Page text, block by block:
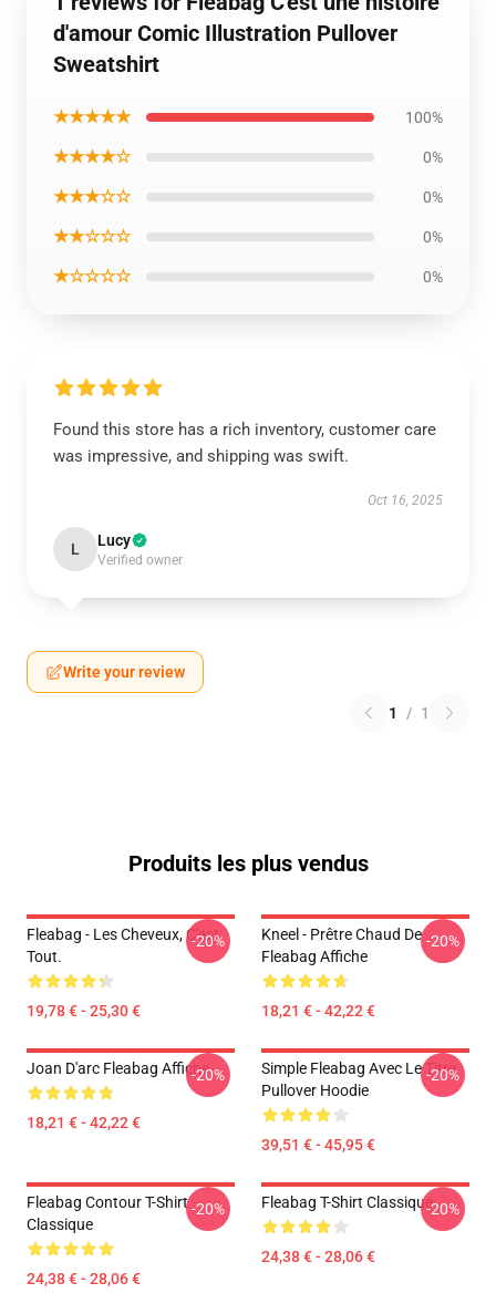
d'amour Comic Illustration Pullover
Sweatshirt
★★★★★ 100%
★★★★☆ 0%
★★★☆☆ 0%
★★☆☆☆ 0%
★☆☆☆☆ 0%
Found this store has a rich inventory, customer care
was impressive, and shipping was swift.
Oct 16, 2025
L Lucy
Verified owner
Write your review
1 / 1
Produits les plus vendus
Fleabag - Les Cheveux, C'est
Tout.
19,78 € - 25,30 €
-20%
Kneel - Prêtre Chaud De
Fleabag Affiche
18,21 € - 42,22 €
-20%
Joan D'arc Fleabag Affiche
18,21 € - 42,22 €
-20%
Simple Fleabag Avec Le Titre
Pullover Hoodie
39,51 € - 45,95 €
-20%
Fleabag Contour T-Shirt
Classique
24,38 € - 28,06 €
-20% Fleabag T-Shirt Classique
24,38 € - 28,06 €
-20%